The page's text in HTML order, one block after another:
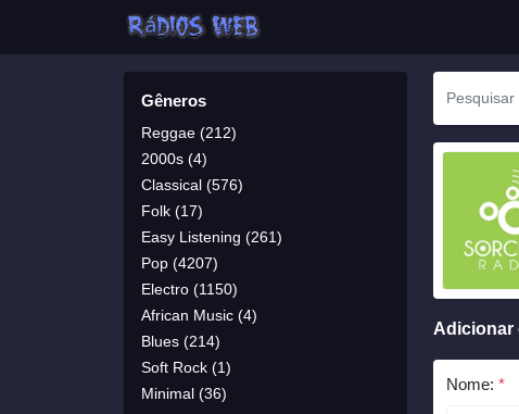
Gêneros
Reggae (212)
2000s (4)
Classical (576)
Folk (17)
Easy Listening (261)
Pop (4207)
Electro (1150)
African Music (4)
Blues (214)
Soft Rock (1)
Minimal (36)
Adicionar
Nome: *